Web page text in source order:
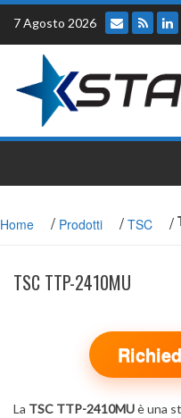
Skip
content
7 Agosto 2026
Home / Prodotti / TSC /
TSC TTP-2410MU
La TSC TTP-2410MUè una